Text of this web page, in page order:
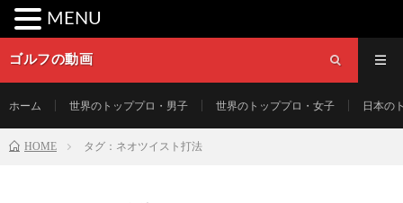
ゴルフの動画
ホーム 世界のトッププロ・男子 世界のトッププロ・女子 日本の
HOME タグ：ネオツイスト打法
MENU